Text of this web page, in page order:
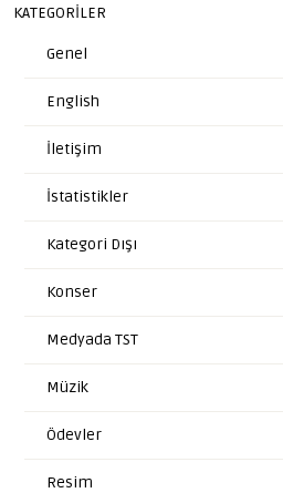
KATEGORİLER
Genel
English
İletişim
İstatistikler
Kategori Dışı
Konser
Medyada TST
Müzik
Ödevler
Resim